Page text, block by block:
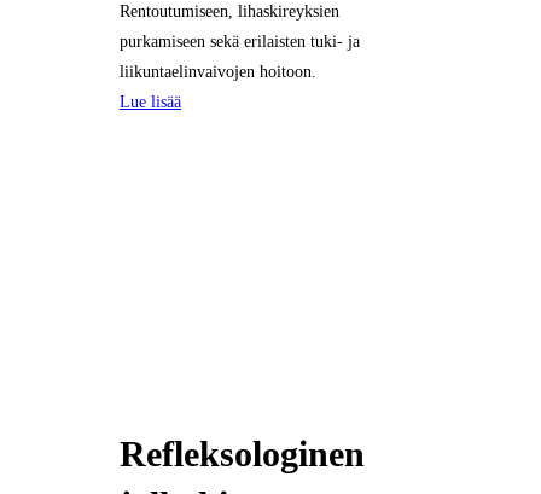
Rentoutumiseen, lihaskireyksien
purkamiseen sekä erilaisten tuki- ja
liikuntaelinvaivojen hoitoon.
Lue lisää
Refleksologinen